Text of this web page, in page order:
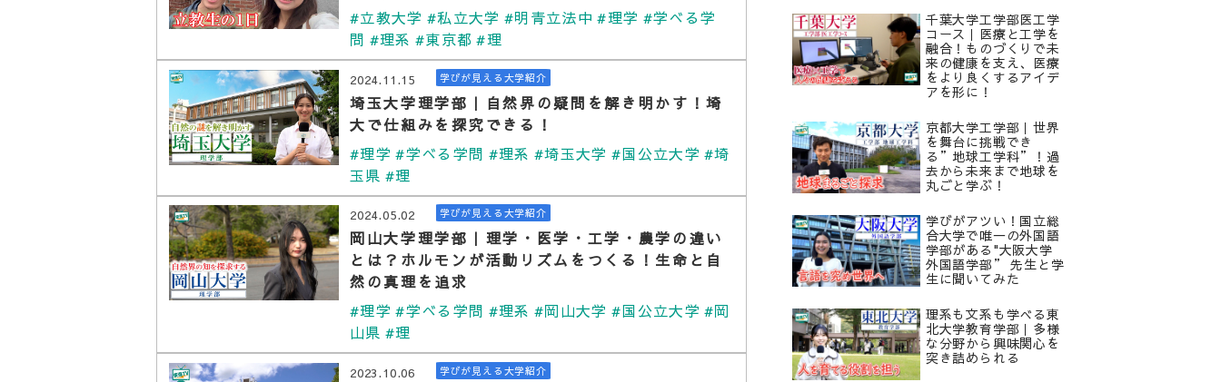
#立教大学 #私立大学 #明青立法中 #理学 #学べる学
問 #理系 #東京都 #理
2024.11.15 学びが見える大学紹介
埼玉大学理学部｜自然界の疑問を解き明かす！埼
大で仕組みを探究できる！
#理学 #学べる学問 #理系 #埼玉大学 #国公立大学 #埼
玉県 #理
2024.05.02 学びが見える大学紹介
岡山大学理学部｜理学・医学・工学・農学の違い
とは？ホルモンが活動リズムをつくる！生命と自
然の真理を追求
#理学 #学べる学問 #理系 #岡山大学 #国公立大学 #岡
山県 #理
2023.10.06 学びが見える大学紹介
千葉大学工学部医工学
コース｜医療と工学を
融合！ものづくりで未
来の健康を支え、医療
をより良くするアイデ
アを形に！
京都大学工学部｜世界
を舞台に挑戦でき
る”地球工学科”！過
去から未来まで地球を
丸ごと学ぶ！
学びがアツい！国立総
合大学で唯一の外国語
学部がある"大阪大学
外国語学部” 先生と学
生に聞いてみた
理系も文系も学べる東
北大学教育学部｜多様
な分野から興味関心を
突き詰められる